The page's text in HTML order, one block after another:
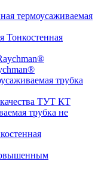
термоусаживаемая
Тонкостенная
трубка
качества ТУТ КТ
трубка не